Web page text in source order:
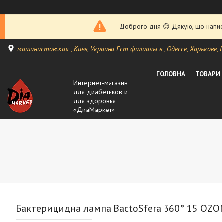
Доброго дня 😊 Дякую, що
машинистовская , Киев, Украина Ест филиалы в , Одессе, Харькове,
Интернет-магазин
для диабетиков и
для здоровья
«ДиаМаркет»
ГОЛОВНА ТОВАРИ
Бактерицидна лампа BactoSfera 360° 15